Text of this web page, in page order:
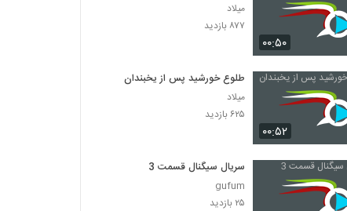
دانلود رایگان قسمت هجدهم هیولا
۹۰ بازدید
دانلود رایگان فیلم پارادایس
۳۰۵ بازدید
۰۰:۵۰
میلاد
۸۷۷ بازدید
۰۰:۵۲
طلوع خورشید پس از یخبندان
میلاد
۶۲۵ بازدید
سریال سیگنال قسمت 3
gufum
۲۵ بازدید